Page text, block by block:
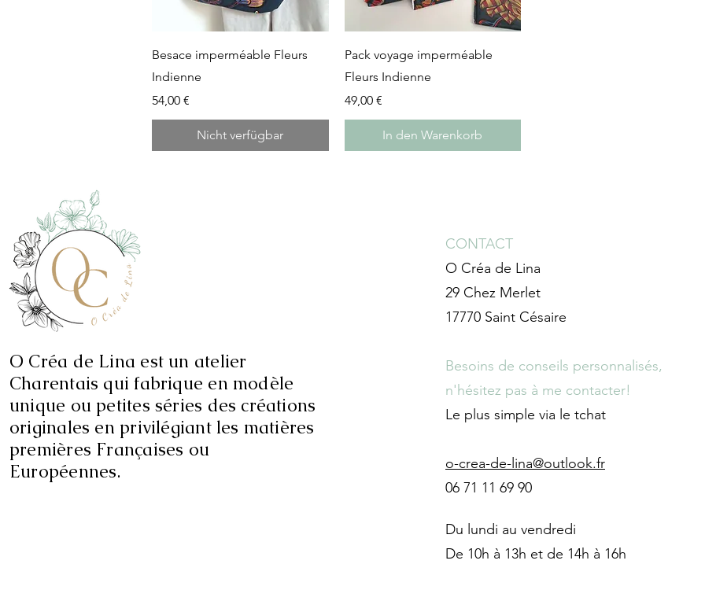
Schnellansicht
Besace imperméable Fleurs
Indienne
Preis
54,00 €
Nicht verfügbar
Schnellansicht
Pack voyage imperméable
Fleurs Indienne
Preis
49,00 €
In den Warenkorb
O Créa de Lina est un atelier
Charentais qui fabrique en modèle
unique ou petites séries des créations
originales en privilégiant les matières
premières Françaises ou
Européennes.
CONTACT
O Créa de Lina
29 Chez Merlet
17770 Saint Césaire
Besoins de conseils personnalisés,
n'hésitez pas à me contacter!
Le plus simple via le tchat
o-crea-de-lina@outlook.fr
06 71 11 69 90
Du lundi au vendredi
De 10h à 13h et de 14h à 16h